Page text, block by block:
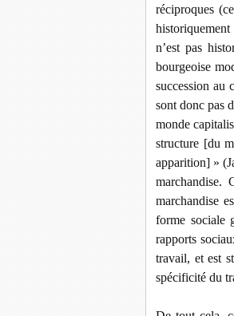
réciproques
n’est pas
bourgeoise
succession au
sont donc pas
monde
structure [du
apparition] »
marchandise
forme sociale
rapports
travail, et est
spécificité du